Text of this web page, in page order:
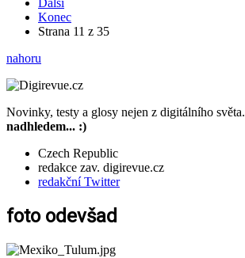
Další
Konec
Strana 11 z 35
nahoru
Novinky, testy a glosy nejen z digitálního světa.
nadhledem... :)
Czech Republic
redakce zav. digirevue.cz
redakční Twitter
foto odevšad